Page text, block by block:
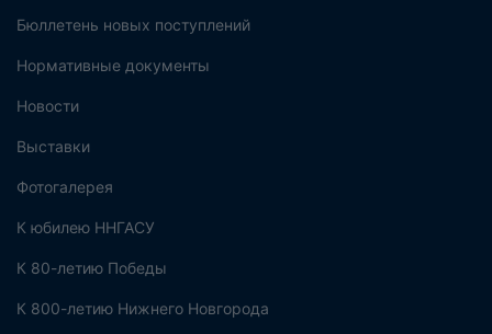
Бюллетень новых поступлений
Нормативные документы
Новости
Выставки
Фотогалерея
К юбилею ННГАСУ
К 80-летию Победы
К 800-летию Нижнего Новгорода